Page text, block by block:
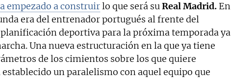
empezado a construirlo que será suReal Madrid. En
era del entrenador portugués al frente del
deportiva para la próxima temporada ya
Una nueva estructuración en la que ya tiene
de los cimientos sobre los que quiere
un paralelismo con aquel equipo que